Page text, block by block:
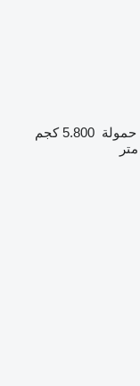
حمولة 5.800 كجم